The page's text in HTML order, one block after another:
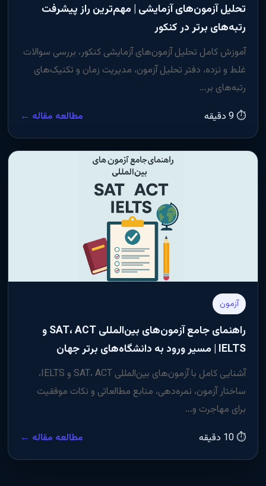
تحلیل آزمون‌های آزمایشی | مهم‌ترین راز پیشرفت
رتبه‌های برتر در کنکور
آموزش کامل تحلیل آزمون‌های آزمایشی کنکور، بررسی سوالات
غلط و نزده، دفتر تحلیل آزمون، مدیریت زمان و تکنیک‌های
رتبه‌های بر...
⏱ 9 دقیقه
مطالعه مقاله ←
آزمون
راهنمای جامع آزمون‌های بین‌المللی SAT، ACT و
IELTS | مسیر ورود به دانشگاه‌های برتر جهان
آشنایی کامل با آزمون‌های بین‌المللی SAT، ACT و IELTS،
ساختار آزمون، نمره‌دهی، منابع مطالعاتی و نکات موفقیت
برای مهاجرت و...
⏱ 10 دقیقه
مطالعه مقاله ←